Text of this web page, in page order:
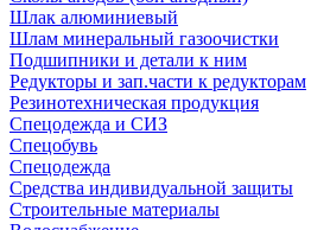
Шлак алюминиевый
Шлам минеральный газоочистки
Подшипники и детали к ним
Редукторы и зап.части к редукторам
Резинотехническая продукция
Спецодежда и СИЗ
Спецобувь
Спецодежда
Средства индивидуальной защиты
Строительные материалы